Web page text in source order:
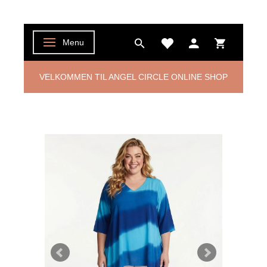
Skifte navigation
Menu
VELKOMMEN TIL ANGEL CIRCLE ONLINE SHOP